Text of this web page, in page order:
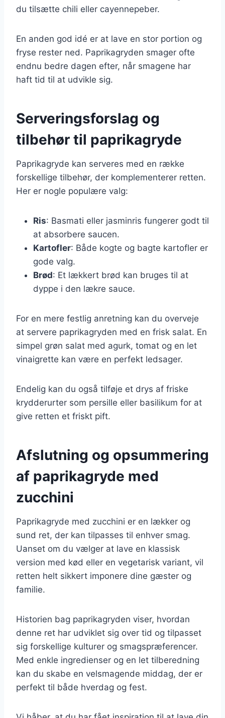
du tilsætte chili eller cayennepeber.
En anden god idé er at lave en stor portion og
fryse rester ned. Paprikagryden smager ofte
endnu bedre dagen efter, når smagene har
haft tid til at udvikle sig.
Serveringsforslag og
tilbehør til paprikagryde
Paprikagryde kan serveres med en række
forskellige tilbehør, der komplementerer retten.
Her er nogle populære valg:
Ris: Basmati eller jasminris fungerer godt til
at absorbere saucen.
Kartofler: Både kogte og bagte kartofler er
gode valg.
Brød: Et lækkert brød kan bruges til at
dyppe i den lækre sauce.
For en mere festlig anretning kan du overveje
at servere paprikagryden med en frisk salat. En
simpel grøn salat med agurk, tomat og en let
vinaigrette kan være en perfekt ledsager.
Endelig kan du også tilføje et drys af friske
krydderurter som persille eller basilikum for at
give retten et friskt pift.
Afslutning og opsummering
af paprikagryde med
zucchini
Paprikagryde med zucchini er en lækker og
sund ret, der kan tilpasses til enhver smag.
Uanset om du vælger at lave en klassisk
version med kød eller en vegetarisk variant, vil
retten helt sikkert imponere dine gæster og
familie.
Historien bag paprikagryden viser, hvordan
denne ret har udviklet sig over tid og tilpasset
sig forskellige kulturer og smagspræferencer.
Med enkle ingredienser og en let tilberedning
kan du skabe en velsmagende middag, der er
perfekt til både hverdag og fest.